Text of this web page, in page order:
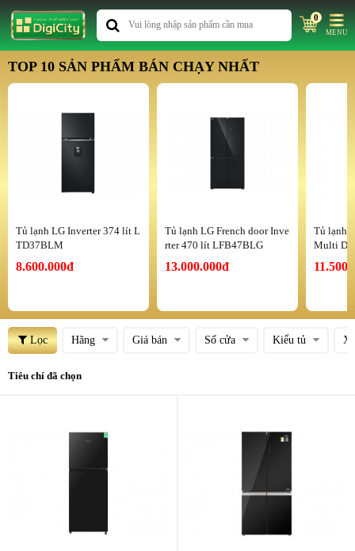
0
MENU
TOP 10 SẢN PHẨM BÁN CHẠY NHẤT
Tủ lạnh LG Inverter 374 lít L
TD37BLM
8.600.000đ
Tủ lạnh LG French door Inve
rter 470 lít LFB47BLG
13.000.000đ
Tủ lạnh
Multi
Lọc Hãng Giá bán Số cửa Kiểu tủ
Tiêu chí đã chọn